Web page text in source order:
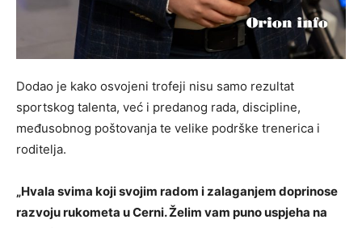
Dodao je kako osvojeni trofeji nisu samo rezultat
sportskog talenta, već i predanog rada, discipline,
međusobnog poštovanja te velike podrške trenerica i
roditelja.
„Hvala svima koji svojim radom i zalaganjem doprinose
razvoju rukometa u Cerni. Želim vam puno uspjeha na